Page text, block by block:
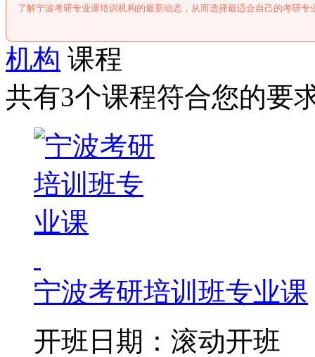
了解宁波考研专业课培训机构的最新动态，从而选择最适合自己的考研专
机构 课程
共有3个课程符合您的要
宁波考研培训班专业课
开班日期：滚动开班